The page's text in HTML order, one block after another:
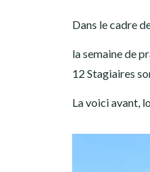
Dans le cadre
la semaine de
12 Stagiaires
La voici avant,